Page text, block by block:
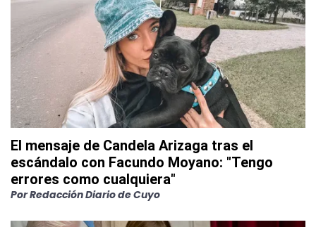
El mensaje de Candela Arizaga tras el
escándalo con Facundo Moyano: "Tengo
errores como cualquiera"
PorRedacción Diario de Cuyo